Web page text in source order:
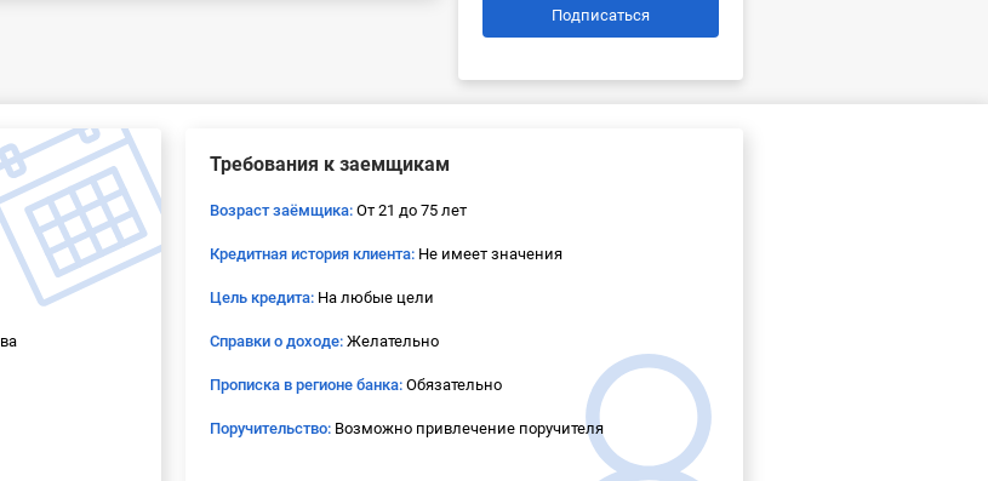
Подписаться
Требования к заемщикам
Возраст заёмщика: От 21 до 75 лет
Кредитная история клиента: Не имеет значения
Цель кредита: На любые цели
Справки о доходе: Желательно
Прописка в регионе банка: Обязательно
Поручительство: Возможно привлечение поручителя